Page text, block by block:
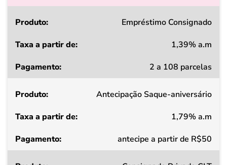
Produto
a
de
Pagamento
Empréstimo Consignado
1,39% a.m
2 a 108 parcelas
Antecipação Saque-aniversário
1,79% a.m
antecipe a partir de R$50